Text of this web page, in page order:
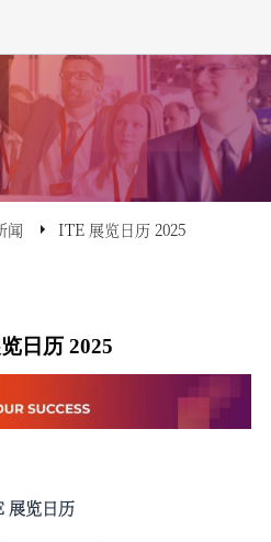
闻 ITE 展览日历 2025
日历 2025
展览日历